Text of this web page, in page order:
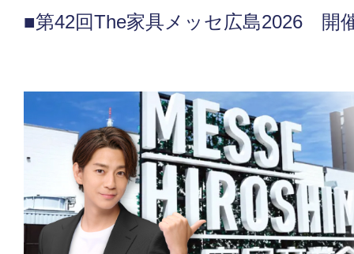
■第42回The家具メッセ広島2026 開